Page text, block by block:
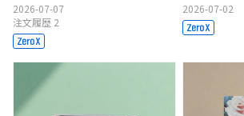
2026-07-07
注文履歴 2
2026-07-02